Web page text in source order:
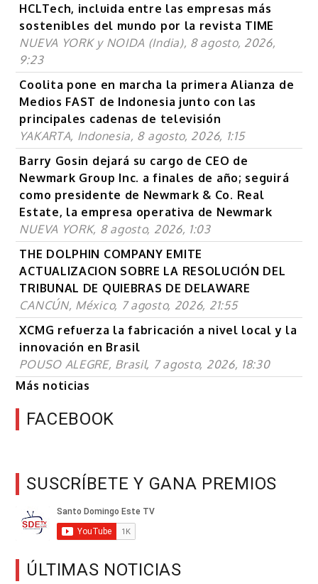
HCLTech, incluida entre las empresas más
sostenibles del mundo por la revista TIME
NUEVA YORK y NOIDA (India), 8 agosto, 2026,
9:23
Coolita pone en marcha la primera Alianza de
Medios FAST de Indonesia junto con las
principales cadenas de televisión
YAKARTA, Indonesia, 8 agosto, 2026, 1:15
Barry Gosin dejará su cargo de CEO de
Newmark Group Inc. a finales de año; seguirá
como presidente de Newmark & Co. Real
Estate, la empresa operativa de Newmark
NUEVA YORK, 8 agosto, 2026, 1:03
THE DOLPHIN COMPANY EMITE
ACTUALIZACION SOBRE LA RESOLUCIÓN DEL
TRIBUNAL DE QUIEBRAS DE DELAWARE
CANCÚN, México, 7 agosto, 2026, 21:55
XCMG refuerza la fabricación a nivel local y la
innovación en Brasil
POUSO ALEGRE, Brasil, 7 agosto, 2026, 18:30
Más noticias
FACEBOOK
SUSCRÍBETE Y GANA PREMIOS
ÚLTIMAS NOTICIAS